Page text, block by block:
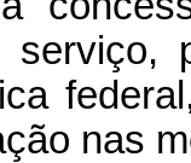
nas